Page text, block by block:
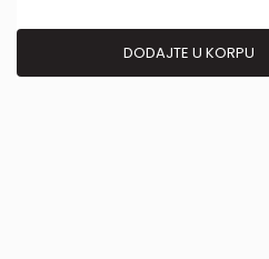
DODAJTE U KORPU